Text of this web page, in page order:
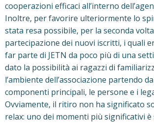
cooperazioni efficaci all’interno
Inoltre, per favorire ulteriormente lo
stata resa possibile, per la seconda
partecipazione dei nuovi iscritti, i quali
far parte di JETN da poco più di una
dato la possibilità ai ragazzi di
l’ambiente dell’associazione partendo
componenti principali, le persone e i
Ovviamente, il ritiro non ha significato
relax: uno dei momenti più significativi